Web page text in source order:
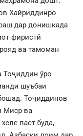
Хайриддинро
дар донишкада
фиристӣ
ва тамоман
Тоҷиддин ӯро
шуъбаи
Тоҷиддинов
Миср ва
паст буда,